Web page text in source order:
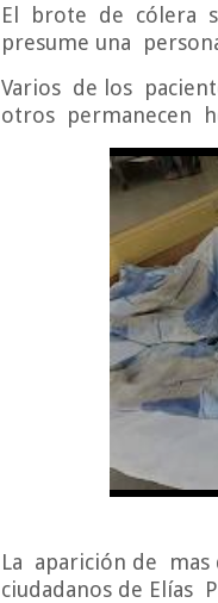
El brote de cólera
presume una
Varios de los
otros permanecen
La aparición de mas
ciudadanos de Elías